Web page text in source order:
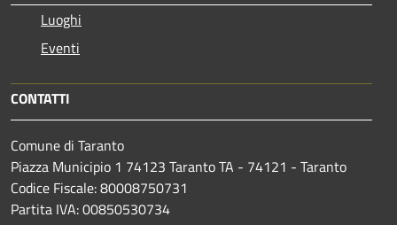
Luoghi
Eventi
CONTATTI
Comune di Taranto
Piazza Municipio 1 74123 Taranto TA - 74121 - Taranto
Codice Fiscale: 80008750731
Partita IVA: 00850530734